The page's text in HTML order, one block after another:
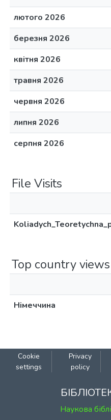
лютого 2026
березня 2026
квітня 2026
травня 2026
червня 2026
липня 2026
серпня 2026
File Visits
Top country views
Німеччина
Cookie
settings
Privacy
policy
Наукова